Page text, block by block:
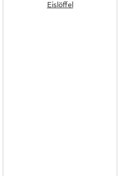
Eislöffel